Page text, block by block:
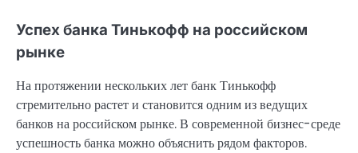
Успех банка Тинькофф на российском
рынке
На протяжении нескольких лет банк Тинькофф
стремительно растет и становится одним из ведущих
банков на российском рынке. В современной бизнес-среде
успешность банка можно объяснить рядом факторов.